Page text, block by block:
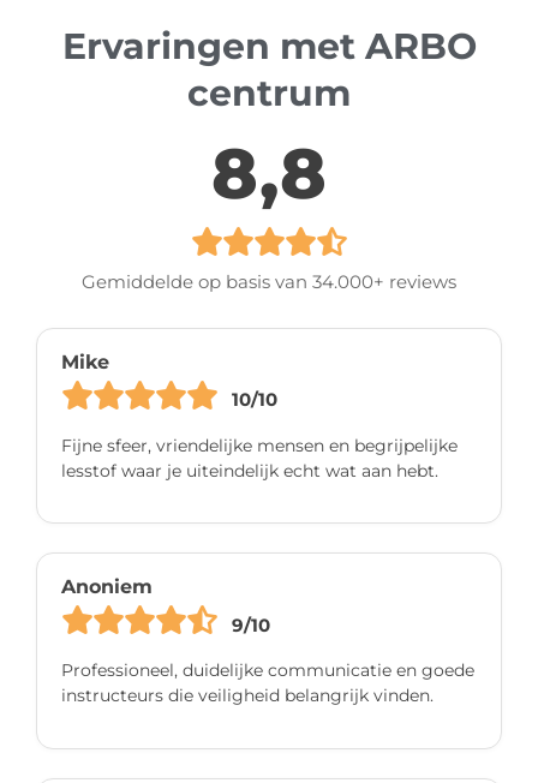
Ervaringen met ARBO
centrum
8,8
Gemiddelde op basis van 34.000+ reviews
Mike
10/10
Fijne sfeer, vriendelijke mensen en begrijpelijke
lesstof waar je uiteindelijk echt wat aan hebt.
Anoniem
9/10
Professioneel, duidelijke communicatie en goede
instructeurs die veiligheid belangrijk vinden.